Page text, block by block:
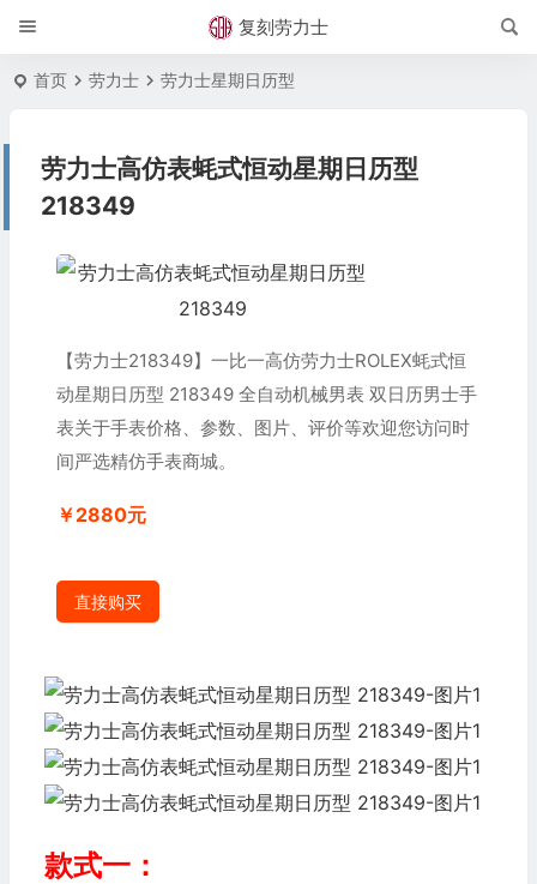
复刻劳力士
首页 劳力士 劳力士星期日历型
劳力士高仿表蚝式恒动星期日历型
218349
【劳力士218349】一比一高仿劳力士ROLEX蚝式恒
动星期日历型 218349 全自动机械男表 双日历男士手
表关于手表价格、参数、图片、评价等欢迎您访问时
间严选精仿手表商城。
￥2880元
直接购买
款式一：